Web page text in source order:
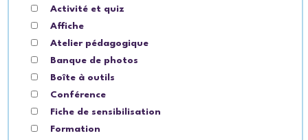
Activité et quiz
Affiche
Atelier pédagogique
Banque de photos
Boîte à outils
Conférence
Fiche de sensibilisation
Formation